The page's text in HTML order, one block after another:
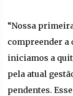
“Nossa
compreender a
iniciamos a
pela atual
pendentes.